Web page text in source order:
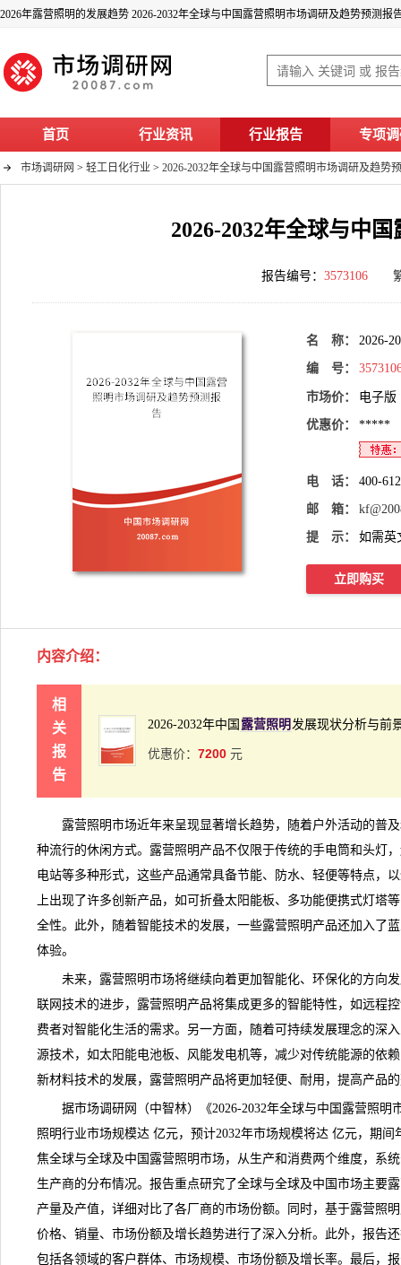
2026年露营照明的发展趋势 2026-2032年全球与中国露营照明市场调研及趋势预测报
首页 行业资讯 行业报告 专项
市场调研网 > 轻工日化行业 > 2026-2032年全球与中国露营照明市场调研及趋势
2026-2032年全球与中
报告编号： 3573106
名 称： 2026-
编 号：
市场价： 电子版
优惠价： *****
电 话： 400-
邮 箱：
提 示： 如需英
立即购买
内容介绍：
相
关
报
告
2026-2032年中国 露营照明 发展现状分析与前
优惠价： 7200 元
露营照明市场近年来呈现显著增长趋势，随着户外活动的普
种流行的休闲方式。露营照明产品不仅限于传统的手电筒和头灯
电站等多种形式，这些产品通常具备节能、防水、轻便等特点，
上出现了许多创新产品，如可折叠太阳能板、多功能便携式灯塔
全性。此外，随着智能技术的发展，一些露营照明 产品还加入了
体验。
未来，露营照明市场将继续向着更加智能化、环保化的方向
联网技术的进步，露营照明产品将集成更多的智能特性，如远程
费者对智能化生活的需求。另一方面，随着可持续发展理念的深
源技术，如太阳能电池板、风能发电机等，减少对传统能源的依
新材料技术的发展，露营照明产品将更加轻便、耐用，提高产品
据市场调研网（中智林）《2026-2032年全球与中国露营照明
照明行业市场规模达 亿元，预计2032年市场规模将达 亿元，期
焦全球与全球及中国露营照明市场，从生产和消费两个维度，系
生产商的分布情况。报告重点研究了全球与全球及中国市场主要
产量及产值，详细对比了各厂商的市场份额。同时，基于露营照
价格、 销量、市场份额及增长趋势进行了深入分析。此外，报告
包括各领域的客户群体、市场规模、市场份额及增长率。最后，